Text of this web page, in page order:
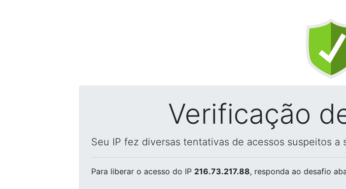
Verificação
Seu IP fez diversas tentativas de acessos suspeitos a
Para liberar o acesso do IP 216.73.217.88, responda ao desafio